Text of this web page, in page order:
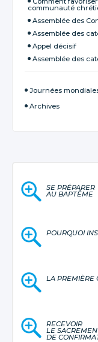
communauté
Assemblée des
Assemblée des
Appel décisif
Assemblée des
Journées
Archives
SE PRÉPARER
AU BAPTÊME
POURQUOI
LA PREMIÈRE
RECEVOIR
LE
DE